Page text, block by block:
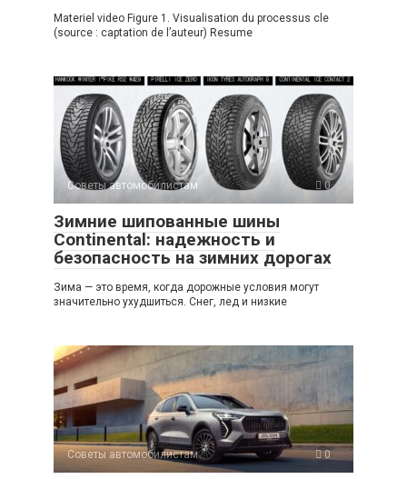
Materiel video Figure 1. Visualisation du processus cle
(source : captation de l’auteur) Resume
Советы автомобилистам 0
Зимние шипованные шины
Continental: надежность и
безопасность на зимних дорогах
Зима — это время, когда дорожные условия могут
значительно ухудшиться. Снег, лед и низкие
Советы автомобилистам 0